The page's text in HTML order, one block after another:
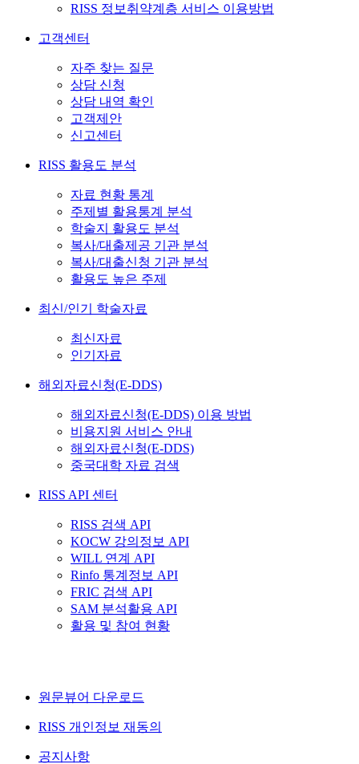
RISS 정보취약계층 서비스 이용방법
고객센터
자주 찾는 질문
상담 신청
상담 내역 확인
고객제안
신고센터
RISS 활용도 분석
자료 현황 통계
주제별 활용통계 분석
학술지 활용도 분석
복사/대출제공 기관 분석
복사/대출신청 기관 분석
활용도 높은 주제
최신/인기 학술자료
최신자료
인기자료
해외자료신청(E-DDS)
해외자료신청(E-DDS) 이용 방법
비용지원 서비스 안내
해외자료신청(E-DDS)
중국대학 자료 검색
RISS API 센터
RISS 검색 API
KOCW 강의정보 API
WILL 연계 API
Rinfo 통계정보 API
FRIC 검색 API
SAM 분석활용 API
활용 및 참여 현황
원문뷰어 다운로드
RISS 개인정보 재동의
공지사항